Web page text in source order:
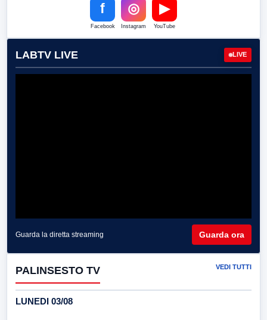
f
Facebook
◎
Instagram
▶
YouTube
LABTV LIVE LIVE
Guarda la diretta streaming Guarda ora
PALINSESTO TV VEDI TUTTI
LUNEDI 03/08